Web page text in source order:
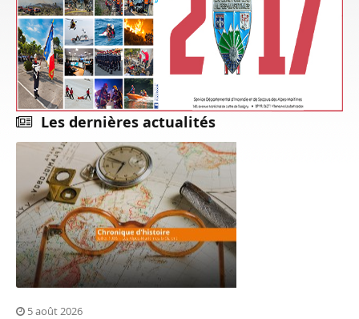
Les dernières actualités
5 août 2026